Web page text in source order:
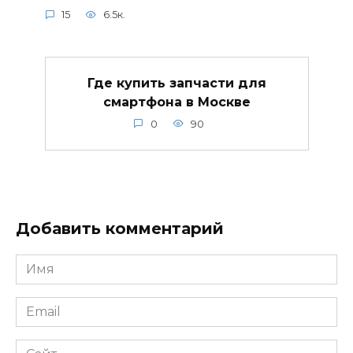
15 6.5к.
Где купить запчасти для
смартфона в Москве
0 90
Добавить комментарий
Имя
*
Email
*
Сайт